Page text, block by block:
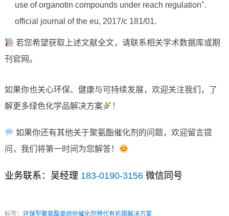
use of organotin compounds under reach regulation".
official journal of the eu, 2017/c 181/01.
若您希望获取上述文献全文，请联系相关学术数据库或期
刊官网。
如果你也关心环保、健康与可持续发展，欢迎关注我们，了
解更多绿色化学品解决方案
！
如果你还有其他关于聚氨酯催化剂的问题，欢迎留言提
问，我们将第一时间为您解答！
业务联系：吴经理 183-0190-3156微信同号
标签： 环保型聚氨酯单组份催化剂替代有机锡解决方案